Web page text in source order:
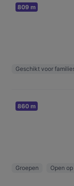
809 m
Geschikt voor
860 m
Groepen Open